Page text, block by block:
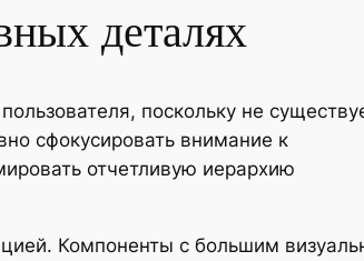
деталях
поскольку не
сфокусировать внимание к
отчетливую иерархию
Компоненты с большим